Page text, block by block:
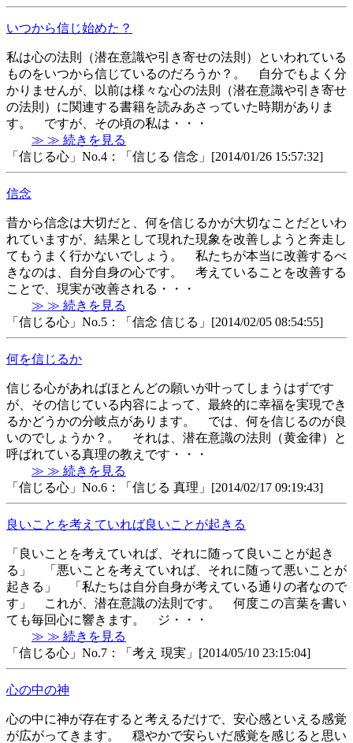
いつから信じ始めた？
私は心の法則（潜在意識や引き寄せの法則）といわれている
ものをいつから信じているのだろうか？。 自分でもよく分
かりませんが、以前は様々な心の法則（潜在意識や引き寄せ
の法則）に関連する書籍を読みあさっていた時期がありま
す。 ですが、その頃の私は・・・
≫ ≫ 続きを見る
「信じる心」No.4：「信じる 信念」[2014/01/26 15:57:32]
信念
昔から信念は大切だと、何を信じるかが大切なことだといわ
れていますが、結果として現れた現象を改善しようと奔走し
てもうまく行かないでしょう。 私たちが本当に改善するべ
きなのは、自分自身の心です。 考えていることを改善する
ことで、現実が改善される・・・
≫ ≫ 続きを見る
「信じる心」No.5：「信念 信じる」[2014/02/05 08:54:55]
何を信じるか
信じる心があればほとんどの願いが叶ってしまうはずです
が、その信じている内容によって、最終的に幸福を実現でき
るかどうかの分岐点があります。 では、何を信じるのが良
いのでしょうか？。 それは、潜在意識の法則（黄金律）と
呼ばれている真理の教えです・・・
≫ ≫ 続きを見る
「信じる心」No.6：「信じる 真理」[2014/02/17 09:19:43]
良いことを考えていれば良いことが起きる
「良いことを考えていれば、それに随って良いことが起き
る」 「悪いことを考えていれば、それに随って悪いことが
起きる」 「私たちは自分自身が考えている通りの者なので
す」 これが、潜在意識の法則です。 何度この言葉を書い
ても毎回心に響きます。 ジ・・・
≫ ≫ 続きを見る
「信じる心」No.7：「考え 現実」[2014/05/10 23:15:04]
心の中の神
心の中に神が存在すると考えるだけで、安心感といえる感覚
が広がってきます。 穏やかで安らいだ感覚を感じると思い